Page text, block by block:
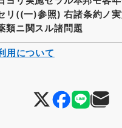
リ((一)参照) 右諸条約ノ
類ニ関スル諸問題
用について